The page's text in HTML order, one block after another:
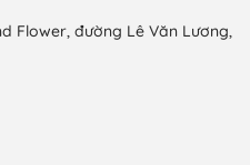
Flower, đường Lê Văn Lương,